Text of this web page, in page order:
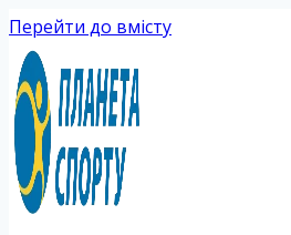
Перейти до вмісту